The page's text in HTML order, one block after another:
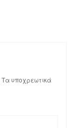
Τα υποχρεωτικά